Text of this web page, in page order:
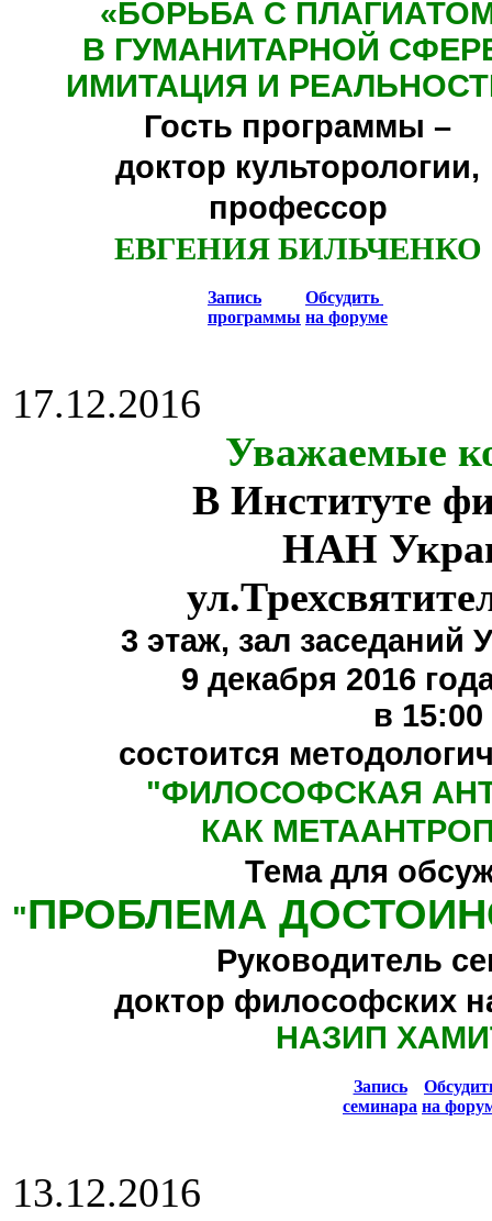
«БОРЬБА С
В ГУМАНИТАРНОЙ
ИМИТАЦИЯ И
Гость программы –
доктор культорологии,
профессор
ЕВГЕНИЯ БИЛЬЧЕНКО
Запись
программы
Обсудить
на форуме
17.12.2016
Уважаемые
В Институте
НАН
3 этаж, зал заседаний
9 декабря 2016
в 15:00
состоится
"ФИЛОСОФСКАЯ
КАК
Тема для
"ПРОБЛЕМА
Руководитель
доктор философских
НАЗИП
Запись
семинара на
13.12.2016